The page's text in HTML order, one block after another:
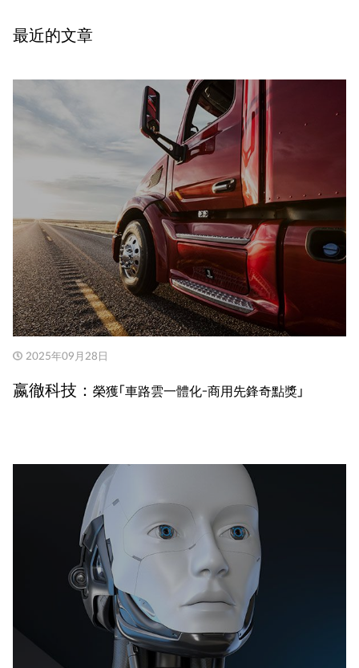
最近的文章
2025年09月28日
嬴徹科技： 榮獲「車路雲一體化-商用先鋒奇點獎」